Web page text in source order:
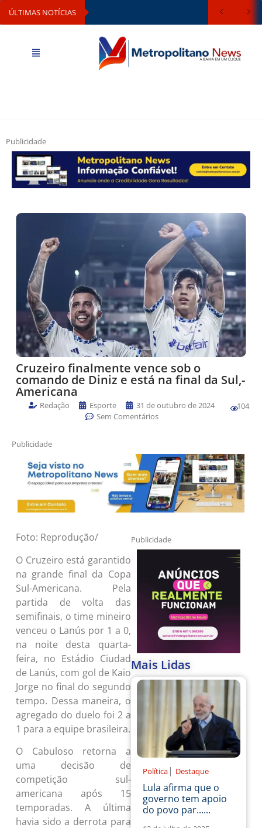
ÚLTIMAS NOTÍCIAS
Publicidade
Cruzeiro finalmente vence sob o
comando de Diniz e está na final da Sul,-
Americana
Redação Esporte
31 de outubro de 2024
Sem Comentários
104
Publicidade
Foto: Reprodução/
O Cruzeiro está garantido
na grande final da Copa
Sul-Americana. Pela
partida de volta das
semifinais, o time mineiro
venceu o Lanús por 1 a 0,
na noite desta quarta-
feira, no Estádio Ciudad
de Lanús, com gol de Kaio
Jorge no final do segundo
tempo. Dessa maneira, o
agregado do duelo foi 2 a
1 para a equipe brasileira.
O Cabuloso retorna a
uma decisão de
competição sul-
americana após 15
temporadas. A última
havia sido a derrota para
Publicidade
Mais Lidas
Política | Destaque
Lula afirma que o
governo tem apoio
do povo par......